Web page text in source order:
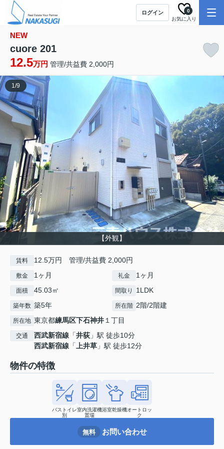
ログイン
お気に入り
0
NEW
cuore 201
12.5万円 管理/共益費 2,000円
【外観】
1/9
賃料 12.5万円 管理/共益費 2,000円
敷金 1ヶ月 礼金 1ヶ月
面積 45.03㎡ 間取り 1LDK
築年数 築5年 所在階 2階/2階建
所在地 東京都練馬区下石神井１丁目
交通 西武新宿線 「井荻 」駅 徒歩10分
西武新宿線 「上井草 」駅 徒歩12分
物件の特徴
バストイレ
別
室内洗濯機
置場
浴室乾燥機オートロッ
ク
無料 お問い合わせ